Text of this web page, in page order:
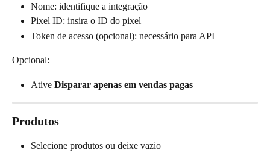
Nome: identifique a integração
Pixel ID: insira o ID do pixel
Token de acesso (opcional): necessário para API
Opcional:
Ative Disparar apenas em vendas pagas
Produtos
Selecione produtos ou deixe vazio